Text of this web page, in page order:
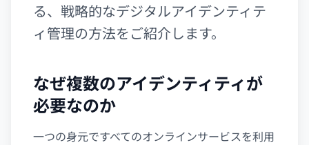
る、戦略的なデジタルアイデンティテ
ィ管理の方法をご紹介します。
なぜ複数のアイデンティティが
必要なのか
一つの身元ですべてのオンラインサービスを利用